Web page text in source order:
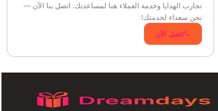
تجارب الهدايا وخدمة العملاء هنا لمساعدتك. اتصل بنا الآن —
نحن سعداء لخدمتك!
اتصل الآن